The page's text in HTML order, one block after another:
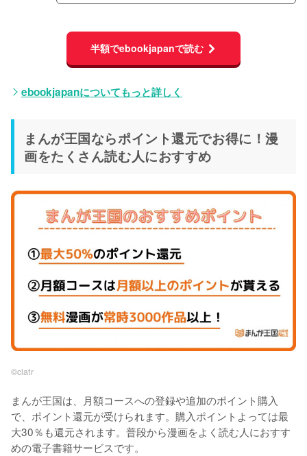
半額でebookjapanで読む
ebookjapanについてもっと詳しく
まんが王国ならポイント還元でお得に！漫
画をたくさん読む人におすすめ
©︎ciatr
まんが王国は、月額コースへの登録や追加のポイント購入
で、ポイント還元が受けられます。購入ポイントよっては最
大30％も還元されます。普段から漫画をよく読む人におすす
めの電子書籍サービスです。